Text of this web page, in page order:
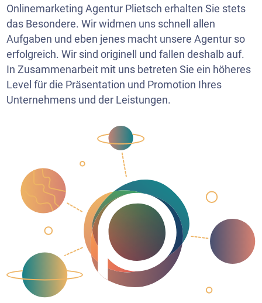
Onlinemarketing Agentur Plietsch erhalten Sie stets
das Besondere. Wir widmen uns schnell allen
Aufgaben und eben jenes macht unsere Agentur so
erfolgreich. Wir sind originell und fallen deshalb auf.
In Zusammenarbeit mit uns betreten Sie ein höheres
Level für die Präsentation und Promotion Ihres
Unternehmens und der Leistungen.